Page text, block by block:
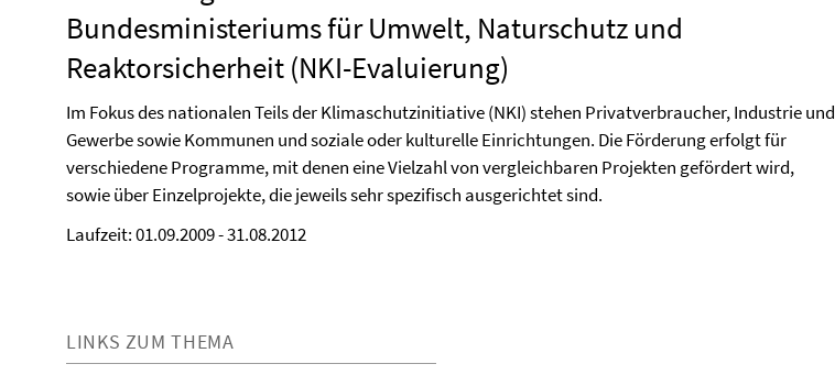
Bundesministeriums für Umwelt, Naturschutz und
Reaktorsicherheit (NKI-Evaluierung)
Im Fokus des nationalen Teils der Klimaschutzinitiative (NKI) stehen Privatverbraucher, Industrie und
Gewerbe sowie Kommunen und soziale oder kulturelle Einrichtungen. Die Förderung erfolgt für
verschiedene Programme, mit denen eine Vielzahl von vergleichbaren Projekten gefördert wird,
sowie über Einzelprojekte, die jeweils sehr spezifisch ausgerichtet sind.
Laufzeit: 01.09.2009 - 31.08.2012
LINKS ZUM THEMA